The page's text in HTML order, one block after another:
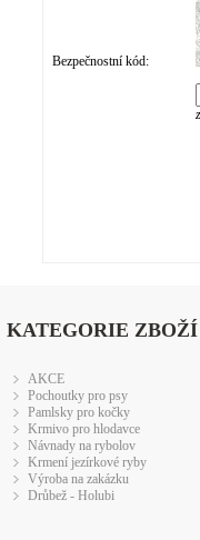
Bezpečnostní kód:
KATEGORIE ZBOŽÍ
AKCE
Pochoutky pro psy
Pamlsky pro kočky
Krmivo pro hlodavce
Návnady na rybolov
Krmení jezírkové ryby
Výroba na zakázku
Drůbež - Holubi